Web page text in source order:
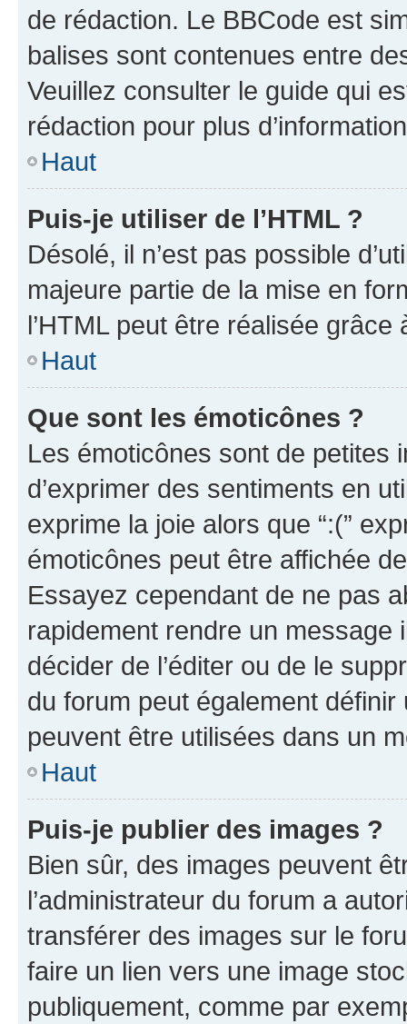
de rédaction. Le BBCode est
balises sont contenues entre
Veuillez consulter le guide qui
rédaction pour plus
Haut
Puis-je utiliser de l’HTML ?
Désolé, il n’est pas possible
majeure partie de la mise en
l’HTML peut être réalisée grâce
Haut
Que sont les émoticônes ?
Les émoticônes sont de petites
d’exprimer des sentiments en
exprime la joie alors que “:(”
émoticônes peut être affichée
Essayez cependant de ne pas
rapidement rendre un message
décider de l’éditer ou de le
du forum peut également définir
peuvent être utilisées dans un
Haut
Puis-je publier des images ?
Bien sûr, des images peuvent
l’administrateur du forum a
transférer des images sur le
faire un lien vers une image
publiquement, comme par